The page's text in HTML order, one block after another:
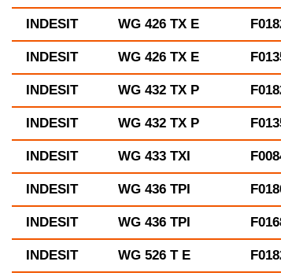
INDESIT WG 426 TX E
INDESIT WG 426 TX E
INDESIT WG 432 TX P
INDESIT WG 432 TX P
INDESIT WG 433 TXI
INDESIT WG 436 TPI
INDESIT WG 436 TPI
INDESIT WG 526 T E